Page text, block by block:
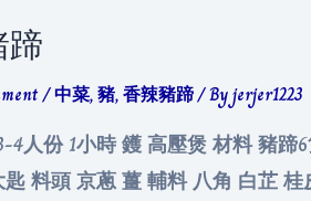
/中菜,豬,香辣豬蹄/ Byjerjer1223
4人份 1小時 鑊 高壓煲 材料 豬蹄
料頭 京蔥 薑 輔料 八角 白芷